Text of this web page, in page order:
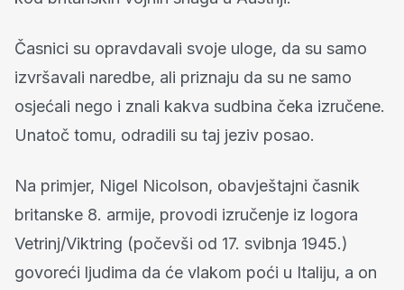
Časnici su opravdavali svoje uloge, da su samo
izvršavali naredbe, ali priznaju da su ne samo
osjećali nego i znali kakva sudbina čeka izručene.
Unatoč tomu, odradili su taj jeziv posao.
Na primjer, Nigel Nicolson, obavještajni časnik
britanske 8. armije, provodi izručenje iz logora
Vetrinj/Viktring (počevši od 17. svibnja 1945.)
govoreći ljudima da će vlakom poći u Italiju, a on